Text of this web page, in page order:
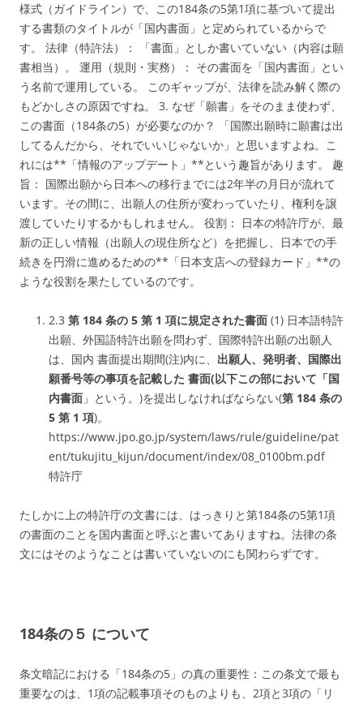
様式（ガイドライン）で、この184条の5第1項に基づいて提出
する書類のタイトルが「国内書面」と定められているからで
す。 法律（特許法）： 「書面」としか書いていない（内容は願
書相当）。 運用（規則・実務）： その書面を「国内書面」とい
う名前で運用している。 このギャップが、法律を読み解く際の
もどかしさの原因ですね。 3. なぜ「願書」をそのまま使わず、
この書面（184条の5）が必要なのか？ 「国際出願時に願書は出
してるんだから、それでいいじゃないか」と思いますよね。こ
れには**「情報のアップデート」**という趣旨があります。 趣
旨： 国際出願から日本への移行までには2年半の月日が流れて
います。その間に、出願人の住所が変わっていたり、権利を譲
渡していたりするかもしれません。 役割： 日本の特許庁が、最
新の正しい情報（出願人の現住所など）を把握し、日本での手
続きを円滑に進めるための**「日本支店への登録カード」**の
ような役割を果たしているのです。
2.3 第 184 条の 5 第 1 項に規定された書面 (1) 日本語特許
出願、外国語特許出願を問わず、国際特許出願の出願人
は、国内 書面提出期間(注)内に、 出願人、発明者、国際出
願番号等の事項を記載した 書面(以下この部において「国
内書面 」という。)を提出しなければならない(第 184 条の
5 第 1 項)。
https://www.jpo.go.jp/system/laws/rule/guideline/pat
ent/tukujitu_kijun/document/index/08_0100bm.pdf
特許庁
たしかに上の特許庁の文書には、はっきりと第184条の5第1項
の書面のことを国内書面と呼ぶと書いてありますね。法律の条
文にはそのようなことは書いていないのにも関わらずです。
184条の５ について
条文暗記における「184条の5」の真の重要性：この条文で最も
重要なのは、1項の記載事項そのものよりも、2項と3項の「リ